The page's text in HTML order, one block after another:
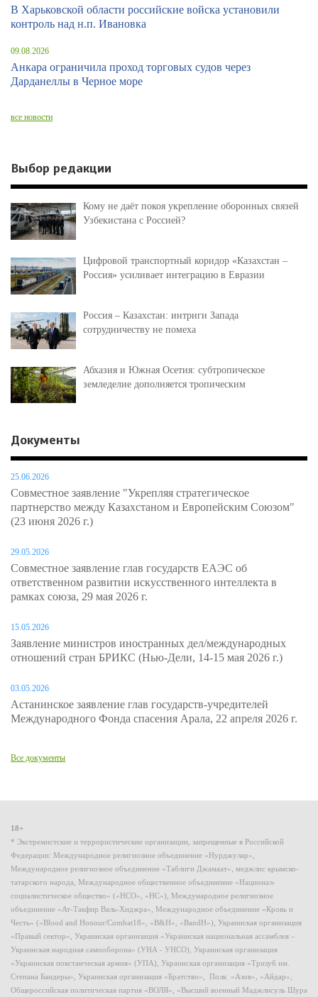
В Харьковской области российские войска установили
контроль над н.п. Ивановка
09.08.2026
Анкара ограничила проход торговых судов через
Дарданеллы в Черное море
все новости
Выбор редакции
Кому не даёт покоя укрепление оборонных связей
Узбекистана с Россией?
Цифровой транспортный коридор «Казахстан –
Россия» усиливает интеграцию в Евразии
Россия – Казахстан: интриги Запада
сотрудничеству не помеха
Абхазия и Южная Осетия: субтропическое
земледелие дополняется тропическим
Документы
25.06.2026
Совместное заявление "Укрепляя стратегическое
партнерство между Казахстаном и Европейским Союзом"
(23 июня 2026 г.)
29.05.2026
Совместное заявление глав государств ЕАЭС об
ответственном развитии искусственного интеллекта в
рамках союза, 29 мая 2026 г.
15.05.2026
Заявление министров иностранных дел/международных
отношений стран БРИКС (Нью-Дели, 14-15 мая 2026 г.)
03.05.2026
Астанинское заявление глав государств-учредителей
Международного Фонда спасения Арала, 22 апреля 2026 г.
Все документы
18+
* Экстремистские и террористические организации, запрещенные в Российской
Федерации: Международное религиозное объединение «Нурджулар»,
Международное религиозное объединение «Таблиги Джамаат», меджлис крымско-
татарского народа, Международное общественное объединение «Национал-
социалистическое общество» («НСО», «НС»), Международное религиозное
объединение «Ат-Такфир Валь-Хиджра», Международное объединение «Кровь и
Честь» («Blood and Honour/Combat18», «B&H», «BandH»), Украинская организация
«Правый сектор», Украинская организация «Украинская национальная ассамблея –
Украинская народная самооборона» (УНА - УНСО), Украинская организация
«Украинская повстанческая армия» (УПА), Украинская организация «Тризуб им.
Степана Бандеры», Украинская организация «Братство», Полк «Азов», «Айдар»,
Общероссийская политическая партия «ВОЛЯ», «Высший военный Маджлисуль Шура